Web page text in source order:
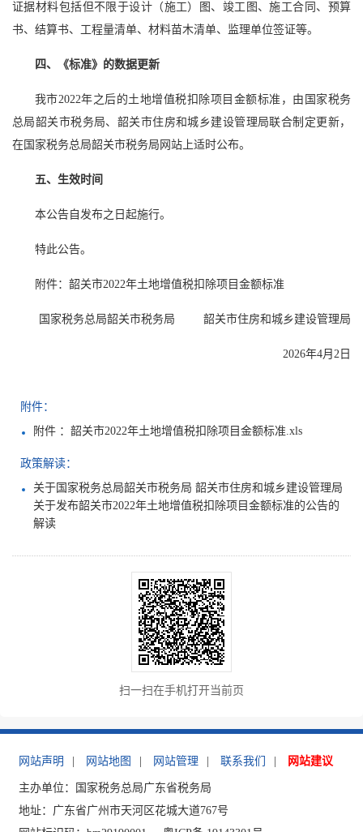
证据材料包括但不限于设计（施工）图、竣工图、施工合同、预算
书、结算书、工程量清单、材料苗木清单、监理单位签证等。
四、《标准》的数据更新
我市2022年之后的土地增值税扣除项目金额标准，由国家税务
总局韶关市税务局、韶关市住房和城乡建设管理局联合制定更新，
在国家税务总局韶关市税务局网站上适时公布。
五、生效时间
本公告自发布之日起施行。
特此公告。
附件：韶关市2022年土地增值税扣除项目金额标准
国家税务总局韶关市税务局 韶关市住房和城乡建设管理局
2026年4月2日
附件：
附件 ：韶关市2022年土地增值税扣除项目金额标准.xls
政策解读：
关于国家税务总局韶关市税务局 韶关市住房和城乡建设管理局
关于发布韶关市2022年土地增值税扣除项目金额标准的公告的
解读
扫一扫在手机打开当前页
网站声明 网站地图 网站管理 联系我们 网站建议
主办单位：国家税务总局广东省税务局
地址：广东省广州市天河区花城大道767号